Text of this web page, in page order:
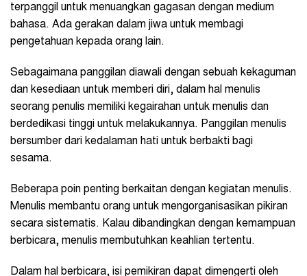
terpanggil untuk menuangkan gagasan dengan medium
bahasa. Ada gerakan dalam jiwa untuk membagi
pengetahuan kepada orang lain.
Sebagaimana panggilan diawali dengan sebuah kekaguman
dan kesediaan untuk memberi diri, dalam hal menulis
seorang penulis memiliki kegairahan untuk menulis dan
berdedikasi tinggi untuk melakukannya. Panggilan menulis
bersumber dari kedalaman hati untuk berbakti bagi
sesama.
Beberapa poin penting berkaitan dengan kegiatan menulis.
Menulis membantu orang untuk mengorganisasikan pikiran
secara sistematis. Kalau dibandingkan dengan kemampuan
berbicara, menulis membutuhkan keahlian tertentu.
Dalam hal berbicara, isi pemikiran dapat dimengerti oleh